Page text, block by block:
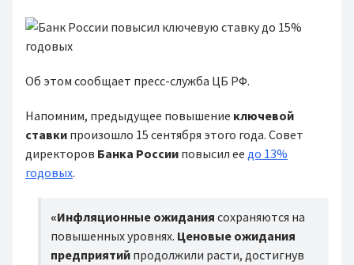
Об этом сообщает пресс-служба ЦБ РФ.
Напомним, предыдущее повышение ключевой
ставки произошло 15 сентября этого года. Совет
директоров Банка России повысил ее до 13%
годовых.
«Инфляционные ожидания сохраняются на
повышенных уровнях. Ценовые ожидания
предприятий продолжили расти, достигнув